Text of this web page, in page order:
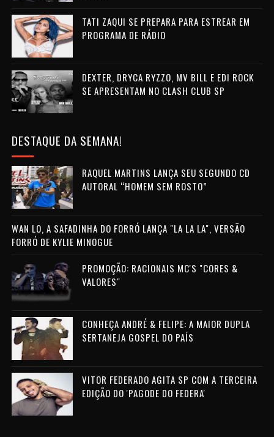
TATI ZAQUI SE PREPARA PARA ESTREAR EM
PROGRAMA DE RÁDIO
DEXTER, DRYCA RYZZO, MV BILL E EDI ROCK
SE APRESENTAM NO CLASH CLUB SP
DESTAQUE DA SEMANA!
RAQUEL MARTINS LANÇA SEU SEGUNDO CD
AUTORAL “HOMEM SEM ROSTO”
WAN LO, A SAFADINHA DO FORRÓ LANÇA "LA LA LA", VERSÃO
FORRÓ DE KYLIE MINOGUE
PROMOÇÃO: RACIONAIS MC'S "CORES &
VALORES"
CONHEÇA ANDRÉ & FELIPE: A MAIOR DUPLA
SERTANEJA GOSPEL DO PAÍS
VITOR FEDERADO AGITA SP COM A TERCEIRA
EDIÇÃO DO 'PAGODE DO FEDERA'